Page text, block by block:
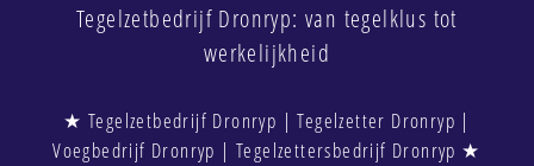
Tegelzetbedrijf Dronryp: van tegelklus tot
werkelijkheid
★ Tegelzetbedrijf Dronryp | Tegelzetter Dronryp |
Voegbedrijf Dronryp | Tegelzettersbedrijf Dronryp ★